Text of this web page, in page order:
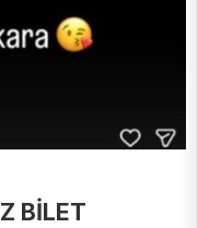
BİLET